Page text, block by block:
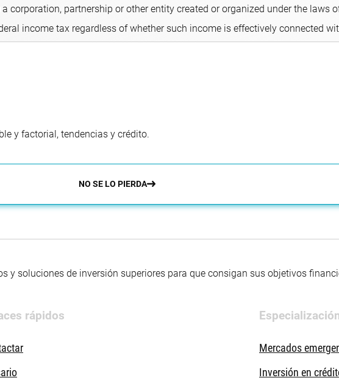
corporation, partnership or other entity created or organized under the laws
income tax regardless of whether such income is effectively connected
y factorial, tendencias y crédito.
NO SE LO PIERDA
y soluciones de inversión superiores para que consigan sus objetivos
rápidos
Mercados
Inversión en